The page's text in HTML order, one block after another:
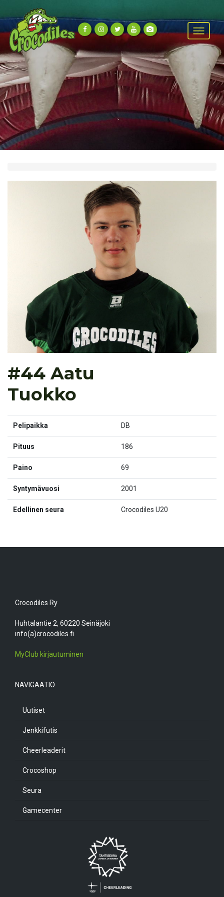
#44 Aatu
Tuokko
Pelipaikka DB
Pituus 186
Paino 69
Syntymävuosi 2001
Edellinen seura Crocodiles U20
Crocodiles Ry
Huhtalantie 2, 60220 Seinäjoki
info(a)crocodiles.fi
MyClub kirjautuminen
NAVIGAATIO
Uutiset
Jenkkifutis
Cheerleaderit
Crocoshop
Seura
Gamecenter